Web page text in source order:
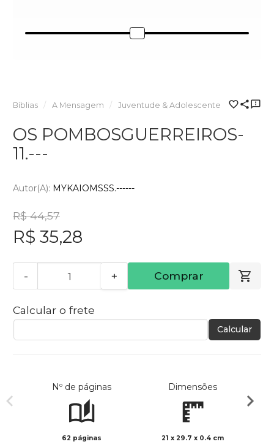
Bíblias A Mensagem Juventude & Adolescente
OS POMBOSGUERREIROS-
11.---
Autor(a): MYKAIOMSSS.------
R$ 44,57
R$ 35,28
- + Comprar
Calcular o frete
Calcular
Nº de páginas
62 páginas
Dimensões
21 x 29.7 x 0.4 cm